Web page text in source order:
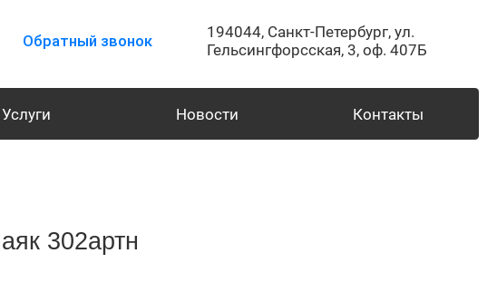
Обратный звонок 194044, Санкт-Петербург,ул.
Гельсингфорсская, 3, оф. 407Б
Услуги Новости Контакты
302артн